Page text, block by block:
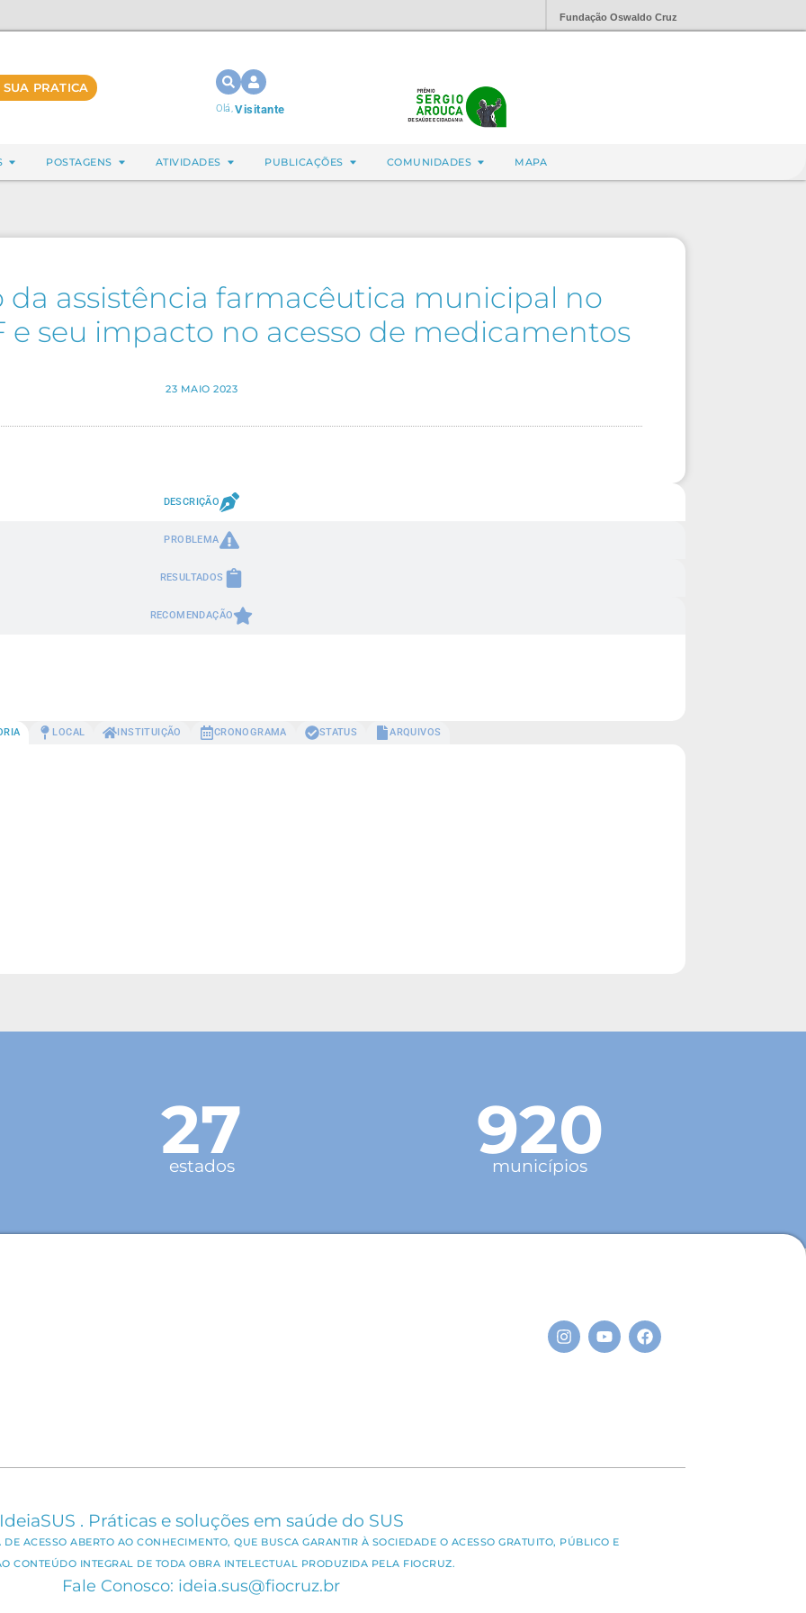
Fundação Oswaldo Cruz
PRATICA
Olá,Visitante
POSTAGENS ATIVIDADES PUBLICAÇÕES COMUNIDADES MAPA
da assistência farmacêutica municipal no
e seu impacto no acesso de medicamentos
23 MAIO 2023
DESCRIÇÃO
PROBLEMA
RESULTADOS
RECOMENDAÇÃO
LOCAL INSTITUIÇÃO CRONOGRAMA STATUS ARQUIVOS
27
estados 920
municípios
. Práticas e soluções em saúde do SUS
ACESSO ABERTO AO CONHECIMENTO, QUE BUSCA GARANTIR À SOCIEDADE O ACESSO GRATUITO, PÚBLICO E
CONTEÚDO INTEGRAL DE TODA OBRA INTELECTUAL PRODUZIDA PELA FIOCRUZ.
Fale Conosco: ideia.sus@fiocruz.br